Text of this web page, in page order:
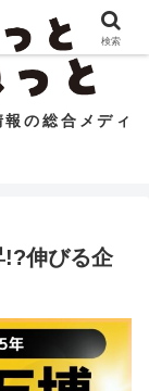
の総合メディ
!?伸びる企
検索